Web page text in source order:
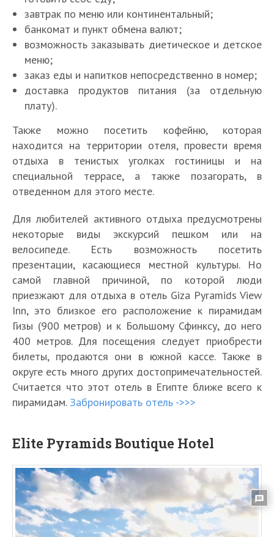
завтрак по меню или континентальный;
банкомат и пункт обмена валют;
возможность заказывать диетическое и детское
меню;
заказ еды и напитков непосредственно в номер;
доставка продуктов питания (за отдельную
плату).
Также можно посетить кофейню, которая
находится на территории отеля, провести время
отдыха в тенистых уголках гостиницы и на
специальной террасе, а также позагорать, в
отведенном для этого месте.
Для любителей активного отдыха предусмотрены
некоторые виды экскурсий пешком или на
велосипеде. Есть возможность посетить
презентации, касающиеся местной культуры. Но
самой главной причиной, по которой люди
приезжают для отдыха в отель Giza Pyramids View
Inn, это близкое его расположение к пирамидам
Гизы (900 метров) и к Большому Сфинксу, до него
400 метров. Для посещения следует приобрести
билеты, продаются они в южной кассе. Также в
округе есть много других достопримечательностей.
Считается что этот отель в Египте ближе всего к
пирамидам. Забронировать отель ->>>
Elite Pyramids Boutique Hotel